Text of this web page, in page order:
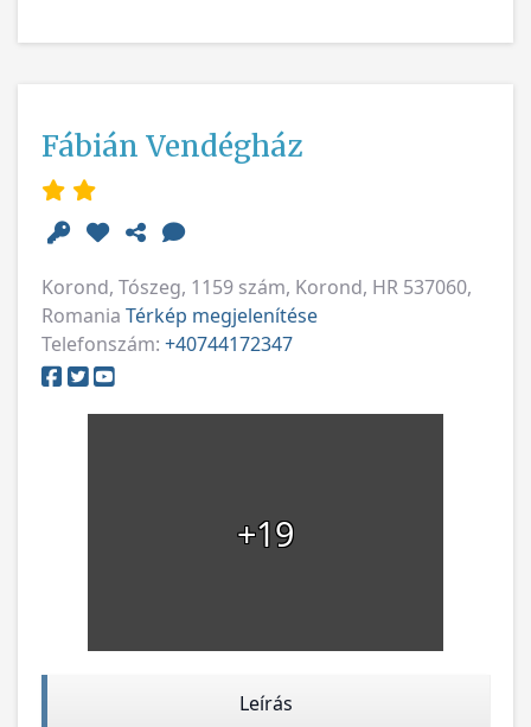
Fábián Vendégház
Korond, Tószeg, 1159 szám, Korond, HR 537060,
Romania Térkép megjelenítése
Telefonszám: +40744172347
+19
Leírás